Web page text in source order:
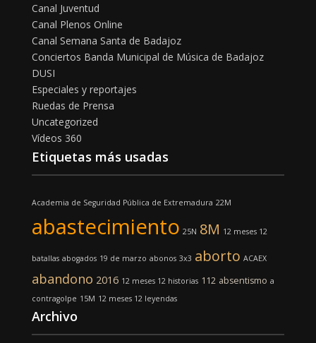
Canal Juventud
Canal Plenos Online
Canal Semana Santa de Badajoz
Conciertos Banda Municipal de Música de Badajoz
DUSI
Especiales y reportajes
Ruedas de Prensa
Uncategorized
Vídeos 360
Etiquetas más usadas
Academia de Seguridad Pública de Extremadura 22M
abastecimiento 25N 8M 12 meses 12
batallas abogados 19 de marzo abonos 3x3 aborto ACAEX
abandono 2016 12 meses 12 historias 112 absentismo a
contragolpe 15M 12 meses 12 leyendas
Archivo